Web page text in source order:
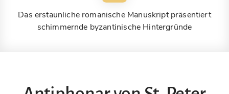
Das erstaunliche romanische Manuskript präsentiert
schimmernde byzantinische Hintergründe